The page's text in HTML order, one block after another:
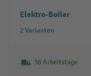
Elektro-Boiler
2 Varianten
38 Arbeitstage